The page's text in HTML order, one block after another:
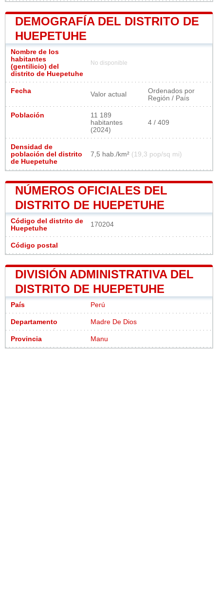
DEMOGRAFÍA DEL DISTRITO DE
HUEPETUHE
Nombre de los
habitantes
(gentilicio) del
distrito de Huepetuhe
No disponible
Fecha Valor actual
Ordenados por
Región / País
Población
11 189
habitantes
(2024)
4 / 409
Densidad de
población del distrito
de Huepetuhe
7,5 hab./km² (19,3 pop/sq mi)
NÚMEROS OFICIALES DEL
DISTRITO DE HUEPETUHE
Código del distrito de
Huepetuhe
170204
Código postal
DIVISIÓN ADMINISTRATIVA DEL
DISTRITO DE HUEPETUHE
País Perú
Departamento Madre De Dios
Provincia Manu